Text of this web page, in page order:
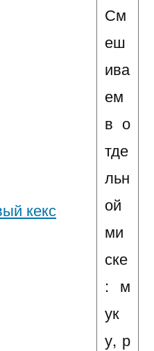
См
еш
ива
ем
в о
тде
льн
ой
ми
ске
: м
ук
у, р